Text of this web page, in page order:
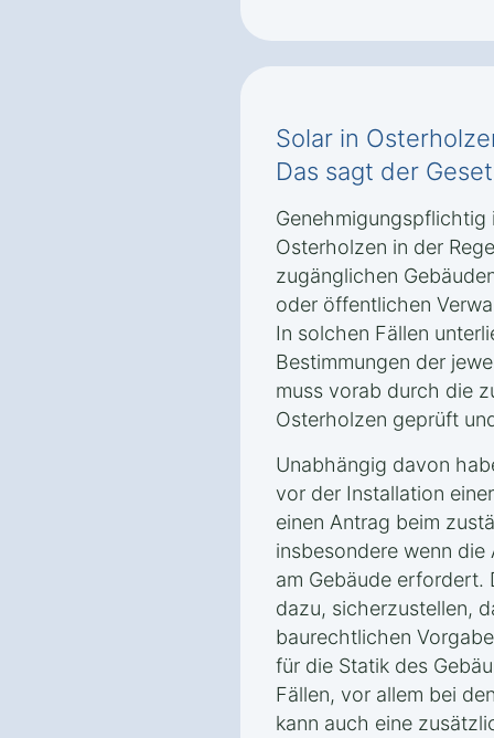
Solar in
Das sagt der
Genehmigungspflichtig
Osterholzen in der
zugänglichen
oder öffentlichen
In solchen Fällen
Bestimmungen der
muss vorab durch die
Osterholzen geprüft
Unabhängig davon
vor der Installation
einen Antrag beim
insbesondere wenn die
am Gebäude erfordert.
dazu, sicherzustellen,
baurechtlichen
für die Statik des
Fällen, vor allem bei
kann auch eine